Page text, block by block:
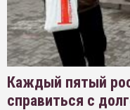
Каждый пятый
справиться с